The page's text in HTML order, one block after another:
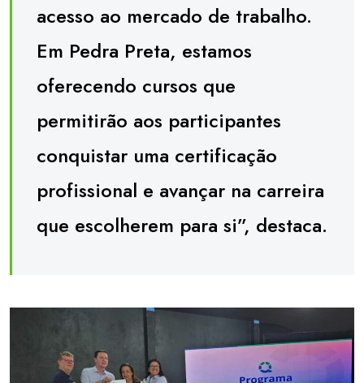
acesso ao mercado de trabalho.
Em Pedra Preta, estamos
oferecendo cursos que
permitirão aos participantes
conquistar uma certificação
profissional e avançar na carreira
que escolherem para si”, destaca.